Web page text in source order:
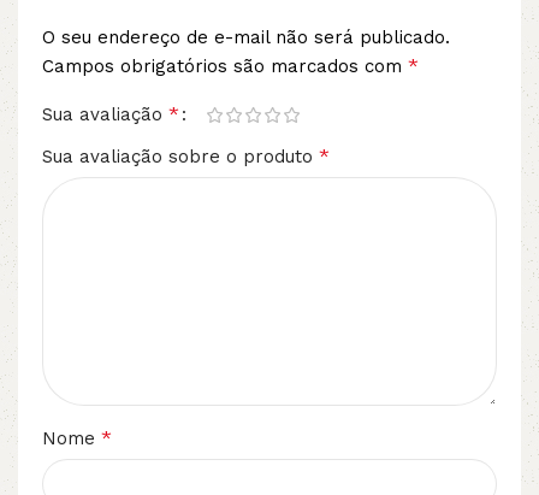
O seu endereço de e-mail não será publicado.
Campos obrigatórios são marcados com *
Sua avaliação *
Sua avaliação sobre o produto *
Nome *